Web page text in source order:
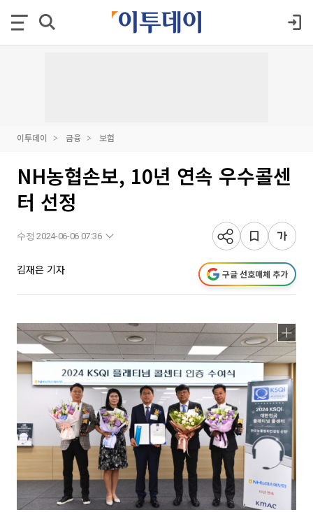
이투데이 금융 보험
NH농협손보, 10년 연속 우수콜센
터 선정
수정 2024-06-06 07:36
김재은 기자 구글 선호매체 추가